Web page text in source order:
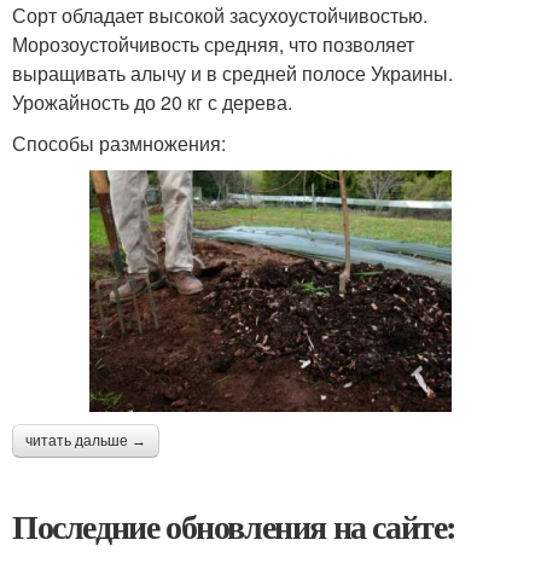
Сорт обладает высокой засухоустойчивостью.
Морозоустойчивость средняя, что позволяет
выращивать алычу и в средней полосе Украины.
Урожайность до 20 кг с дерева.
Способы размножения:
читать дальше →
Последние обновления на сайте: